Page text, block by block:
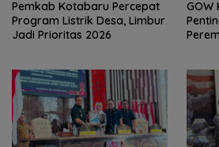
Pemkab Kotabaru Percepat
Program Listrik Desa, Limbur
Jadi Prioritas 2026
GOW